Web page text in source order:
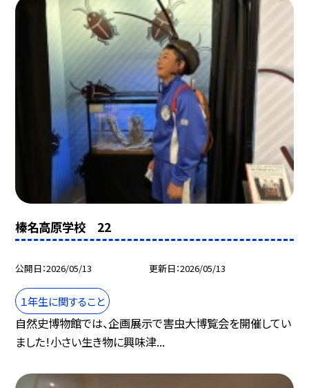
榛名高原学校 22
公開日 2026/05/13 更新日 2026/05/13
１年生に関すること
自然史博物館では、企画展示で害虫大博覧会を開催してい
ました！小さい生き物に興味津...